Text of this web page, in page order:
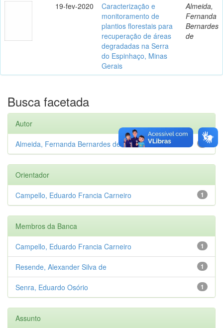
19-fev-2020
Caracterização e
monitoramento de
plantios florestais para
recuperação de áreas
degradadas na Serra
do Espinhaço, Minas
Gerais
Almeida,
Fernanda
Bernardes
de
Busca facetada
Autor
1
Almeida, Fernanda Bernardes de
Orientador
1
Campello, Eduardo Francia Carneiro
Membros da Banca
1
Campello, Eduardo Francia Carneiro
1
Resende, Alexander Silva de
1
Senra, Eduardo Osório
Assunto